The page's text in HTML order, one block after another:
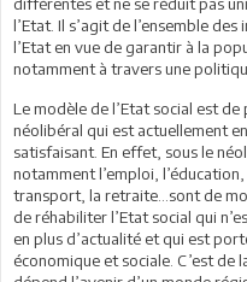
l’Etat. Il s’agit de l’ensemble
l’Etat en vue de garantir à la
notamment à travers une
Le modèle de l’Etat social est
néolibéral qui est actuellement
satisfaisant. En effet, sous le
notamment l’emploi,
transport, la retraite…sont de
de réhabiliter l’Etat social qui
en plus d’actualité et qui est
économique et sociale. C’est de